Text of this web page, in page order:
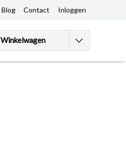
Blog Contact Inloggen
Winkelwagen